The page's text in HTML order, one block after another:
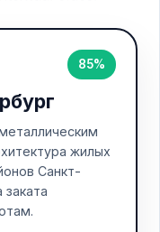
85%
жилых
Санкт-